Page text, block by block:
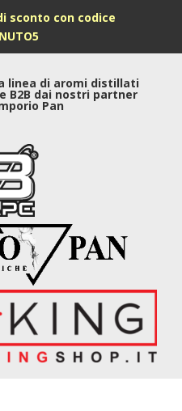
sconto con codice
linea di aromi distillati
B2B dai nostri partner
Pan